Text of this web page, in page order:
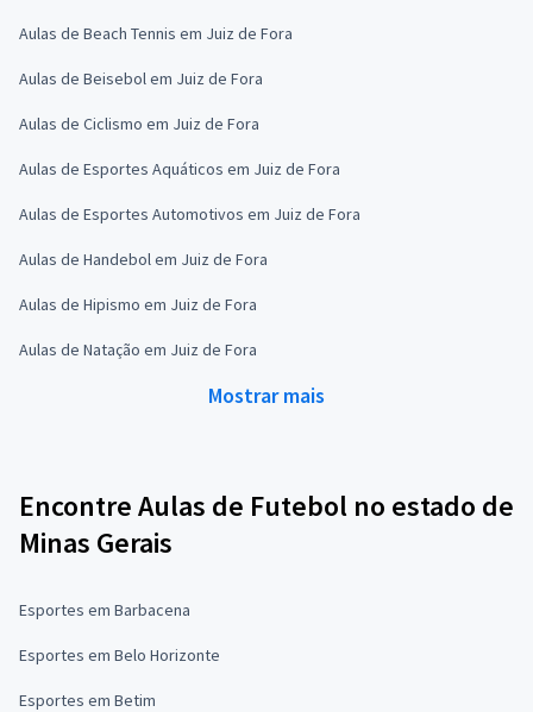
Aulas de Beach Tennis em Juiz de Fora
Aulas de Beisebol em Juiz de Fora
Aulas de Ciclismo em Juiz de Fora
Aulas de Esportes Aquáticos em Juiz de Fora
Aulas de Esportes Automotivos em Juiz de Fora
Aulas de Handebol em Juiz de Fora
Aulas de Hipismo em Juiz de Fora
Aulas de Natação em Juiz de Fora
Mostrar mais
Encontre Aulas de Futebol no estado de
Minas Gerais
Esportes em Barbacena
Esportes em Belo Horizonte
Esportes em Betim